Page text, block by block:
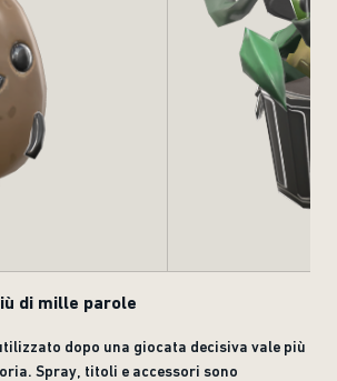
di mille parole
dopo una giocata decisiva vale più
Spray, titoli e accessori sono